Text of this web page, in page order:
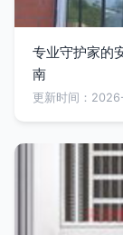
专业守护家的
南
更新时间：